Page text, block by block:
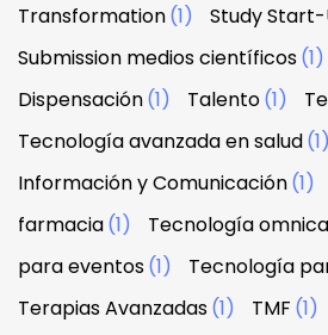
Transformation(1) Study
Submission medios científicos(1)
Dispensación(1) Talento(1)
Tecnología avanzada en salud(1)
Información y Comunicación(1)
farmacia(1) Tecnología
para eventos(1) Tecnología
Terapias Avanzadas(1) TMF (1)